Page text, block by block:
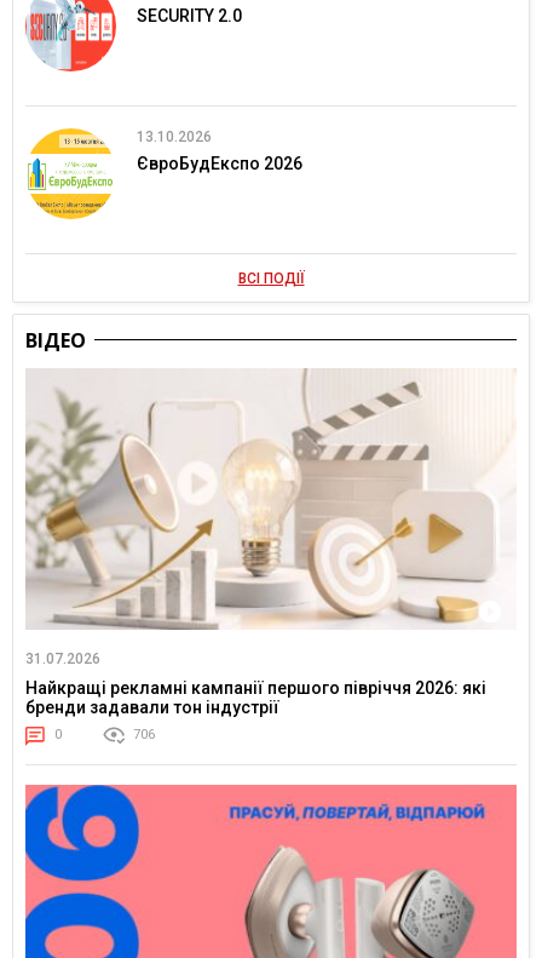
SECURITY 2.0
13.10.2026
ЄвроБудЕкспо 2026
ВСІ ПОДІЇ
ВІДЕО
31.07.2026
Найкращі рекламні кампанії першого півріччя 2026: які
бренди задавали тон індустрії
0 706